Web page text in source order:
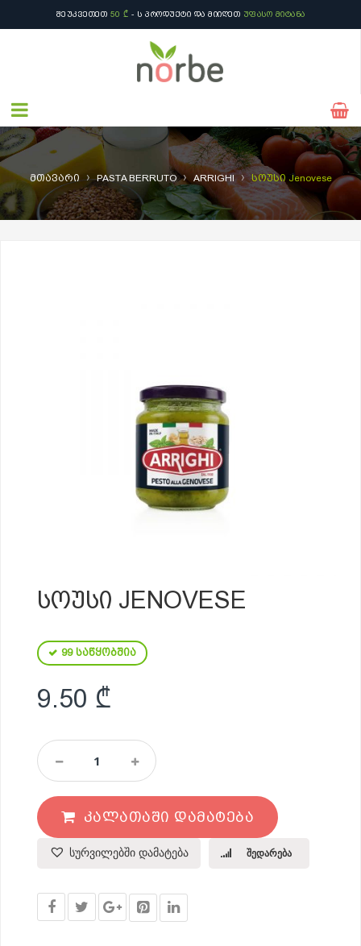
ᲨᲔᲣᲙᲕᲔᲗᲔᲗ 50 ₾ - Ს ᲞᲠᲝᲓᲣᲥᲢᲘ ᲓᲐ ᲛᲘᲘᲦᲔᲗ ᲣᲤᲐᲡᲝ ᲛᲘᲢᲐᲜᲐ
მთავარი › PASTA BERRUTO › ARRIGHI › სოუსი Jenovese
ᲡᲝᲣᲡᲘ JENOVESE
99 საწყობშია
9.50 ₾
Სოუსი
Jenovese
Quantity
ᲙᲐᲚᲐᲗᲐᲨᲘ ᲓᲐᲛᲐᲢᲔᲑᲐ
სურვილებში დამატება შედარება